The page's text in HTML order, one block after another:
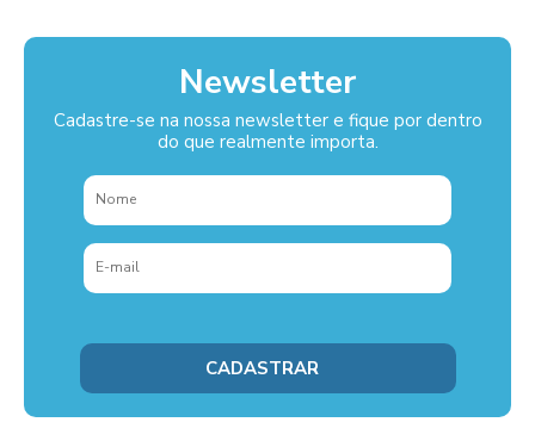
Newsletter
Cadastre-se na nossa newsletter e fique por dentro
do que realmente importa.